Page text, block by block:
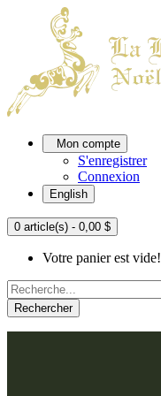
Mon compte
S'enregistrer
Connexion
English
0 article(s) - 0,00 $
Votre panier est vide!
Rechercher